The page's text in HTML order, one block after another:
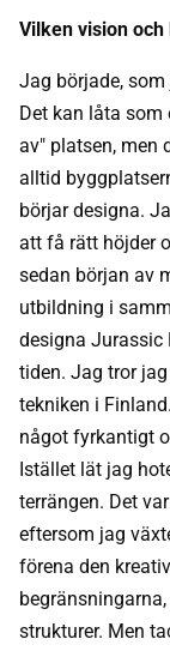
Vilken vision
Jag började,
Det kan låta
av" platsen, men
alltid
börjar designa.
att få rätt höjder
sedan början av
utbildning i
designa Jurassic
tiden. Jag tror
tekniken i
något fyrkantigt
Istället lät jag
terrängen. Det
eftersom jag
förena den
strukturer. Men